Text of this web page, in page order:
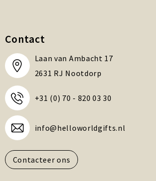
Contact
Laan van Ambacht 17
2631 RJ Nootdorp
+31 (0) 70 - 820 03 30
info@helloworldgifts.nl
Contacteer ons